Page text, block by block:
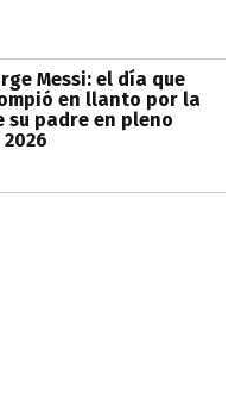
Messi: el día que
en llanto por la
su padre en pleno